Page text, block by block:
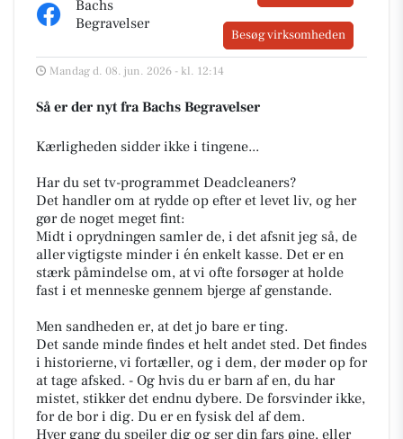
Bachs
Begravelser
Besøg virksomheden
Mandag d. 08. jun. 2026 - kl. 12:14
Så er der nyt fra Bachs Begravelser
Kærligheden sidder ikke i tingene...
Har du set tv-programmet Deadcleaners?
Det handler om at rydde op efter et levet liv, og her
gør de noget meget fint:
Midt i oprydningen samler de, i det afsnit jeg så, de
aller vigtigste minder i én enkelt kasse. Det er en
stærk påmindelse om, at vi ofte forsøger at holde
fast i et menneske gennem bjerge af genstande.
Men sandheden er, at det jo bare er ting.
Det sande minde findes et helt andet sted. Det findes
i historierne, vi fortæller, og i dem, der møder op for
at tage afsked. - Og hvis du er barn af en, du har
mistet, stikker det endnu dybere. De forsvinder ikke,
for de bor i dig. Du er en fysisk del af dem.
Hver gang du spejler dig og ser din fars øjne, eller